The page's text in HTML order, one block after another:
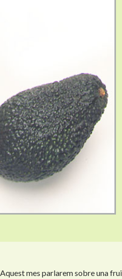
Aquest mes parlarem sobre una